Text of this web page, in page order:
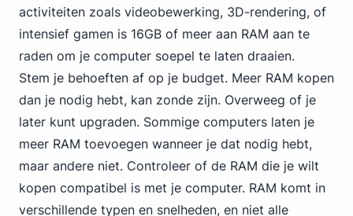
activiteiten zoals videobewerking, 3D-rendering, of
intensief gamen is 16GB of meer aan RAM aan te
raden om je computer soepel te laten draaien.
Stem je behoeften af op je budget. Meer RAM kopen
dan je nodig hebt, kan zonde zijn. Overweeg of je
later kunt upgraden. Sommige computers laten je
meer RAM toevoegen wanneer je dat nodig hebt,
maar andere niet. Controleer of de RAM die je wilt
kopen compatibel is met je computer. RAM komt in
verschillende typen en snelheden, en niet alle